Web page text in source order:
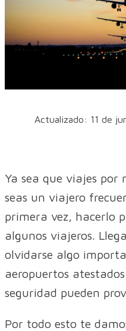
Actualizado: 11 de
Ya sea que viajes por
seas un viajero
primera vez, hacerlo
algunos viajeros.
olvidarse algo
aeropuertos
seguridad pueden
Por todo esto te